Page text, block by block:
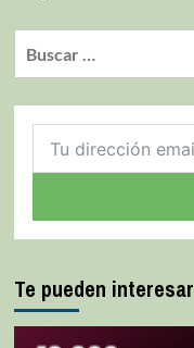
Te pueden interesar